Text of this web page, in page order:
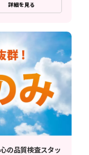
詳細を見る
の品質検査スタッ